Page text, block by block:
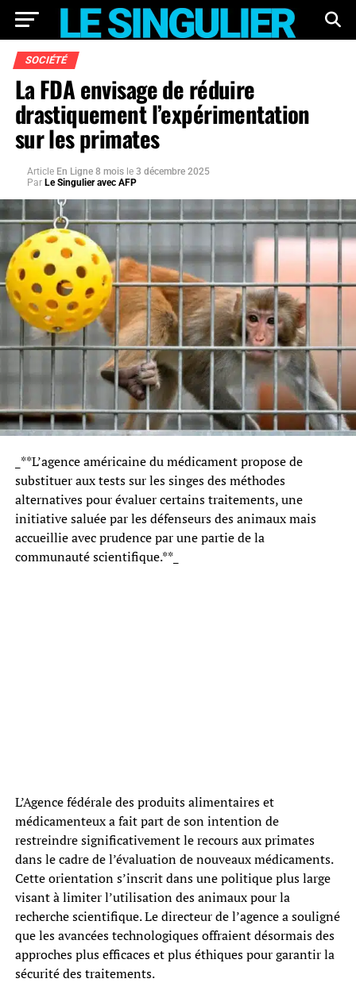
SOCIÉTÉ
La FDA envisage de réduire
drastiquement l’expérimentation
sur les primates
Article En Ligne 8 mois le 3 décembre 2025
Par Le Singulier avec AFP
_**L’agence américaine du médicament propose de
substituer aux tests sur les singes des méthodes
alternatives pour évaluer certains traitements, une
initiative saluée par les défenseurs des animaux mais
accueillie avec prudence par une partie de la
communauté scientifique.**_
L’Agence fédérale des produits alimentaires et
médicamenteux a fait part de son intention de
restreindre significativement le recours aux primates
dans le cadre de l’évaluation de nouveaux médicaments.
Cette orientation s’inscrit dans une politique plus large
visant à limiter l’utilisation des animaux pour la
recherche scientifique. Le directeur de l’agence a souligné
que les avancées technologiques offraient désormais des
approches plus efficaces et plus éthiques pour garantir la
sécurité des traitements.